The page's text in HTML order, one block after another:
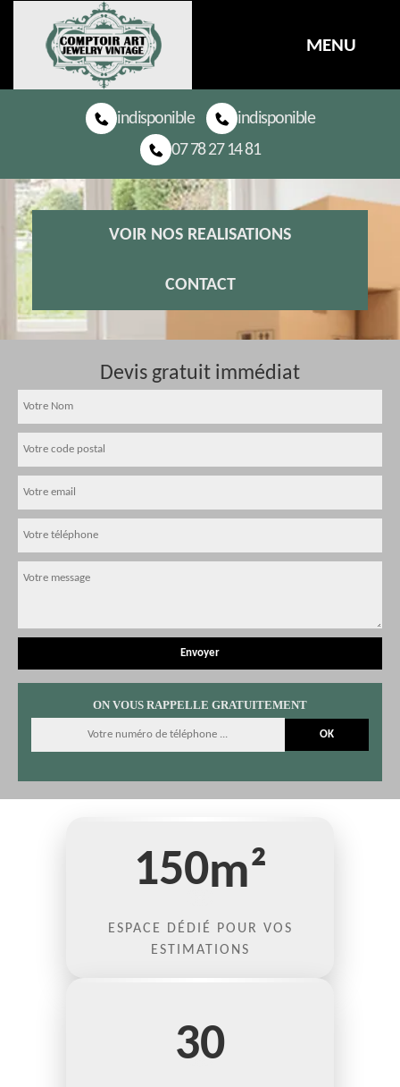
MENU
indisponible
indisponible
07 78 27 14 81
VOIR NOS REALISATIONS
CONTACT
Devis gratuit immédiat
ON VOUS RAPPELLE GRATUITEMENT
150m²
ESPACE DÉDIÉ POUR VOS
ESTIMATIONS
30